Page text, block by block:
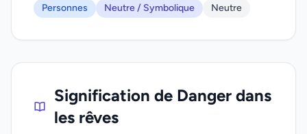
Personnes Neutre / Symbolique Neutre
Signification de Danger dans
les rêves